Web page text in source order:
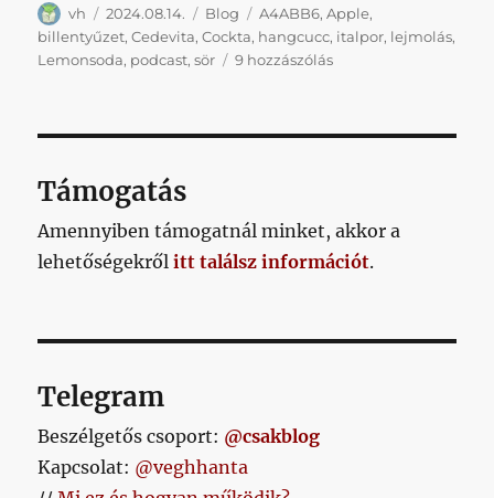
Szerző
vh Közzétéve
2024.08.14. Kategória
Blog Címke
A4ABB6,Apple,
billentyűzet,Cedevita,Cockta, hangcucc, italpor, lejmolás,
Lemonsoda, podcast,sör 9 hozzászólásJótétszolgálati
Támogatás
Amennyiben támogatnál minket, akkor a
lehetőségekrőlitt találsz információt.
Telegram
Beszélgetős csoport: @csakblog
Kapcsolat: @veghhanta